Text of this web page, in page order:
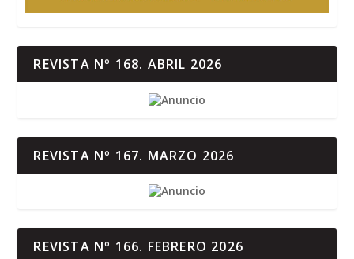
REVISTA Nº 168. ABRIL 2026
REVISTA Nº 167. MARZO 2026
REVISTA Nº 166. FEBRERO 2026